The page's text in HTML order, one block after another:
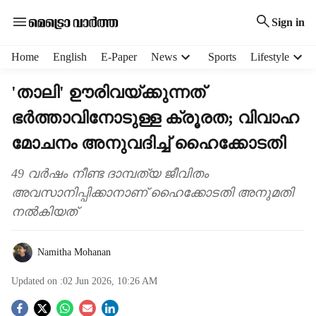
Sign in
Home English E-Paper News Sports Lifestyle
'താലി' ഊരിവയ്ക്കുന്നത്
ഭർത്താവിനോടുള്ള ക്രൂരത; വിവാഹ
മോചനം അനുവദിച്ച് ഹൈക്കോടതി
49 വർഷം നീണ്ട ദാമ്പത്യ ജീവിതം
അവസാനിപ്പിക്കാനാണ് ഹൈക്കോടതി അനുമതി
നൽകിയത്
Namitha Mohanan
Updated on :02 Jun 2026, 10:26 AM